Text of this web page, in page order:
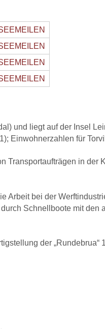
und liegt auf der Insel
Einwohnerzahlen für
Transportaufträgen in der
Arbeit bei der
Schnellboote mit den
der „Rundebrua“